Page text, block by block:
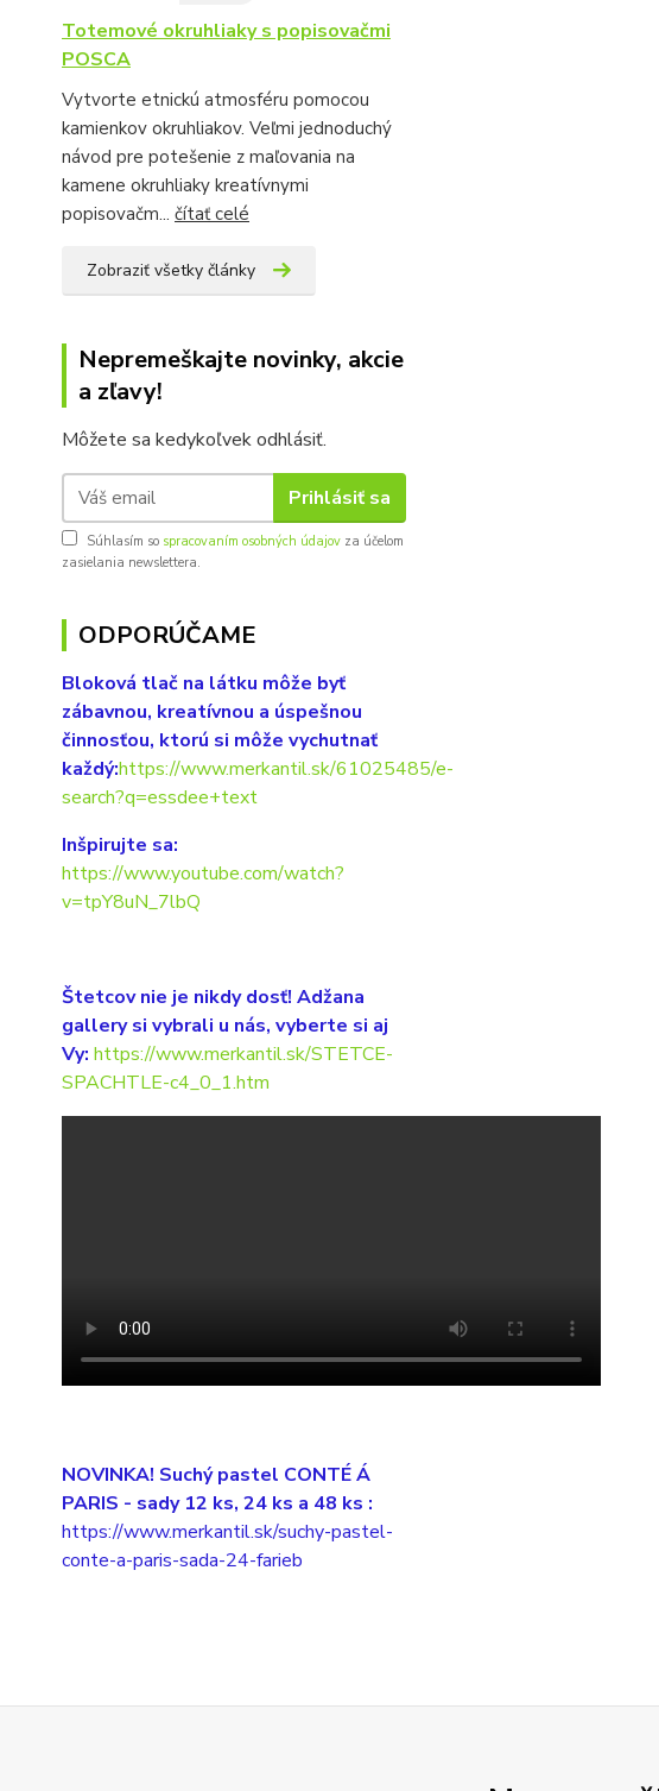
Totemové okruhliaky s popisovačmi
POSCA
Vytvorte etnickú atmosféru pomocou
kamienkov okruhliakov. Veľmi jednoduchý
návod pre potešenie z maľovania na
kamene okruhliaky kreatívnymi
popisovačm... čítať celé
Zobraziť všetky články
Nepremeškajte novinky, akcie
a zľavy!
Môžete sa kedykoľvek odhlásiť.
Prihlásiť sa
Súhlasím so spracovaním osobných údajov za účelom
zasielania newslettera.
ODPORÚČAME
Bloková tlač na látku môže byť
zábavnou, kreatívnou a úspešnou
činnosťou, ktorú si môže vychutnať
každý:https://www.merkantil.sk/61025485/e-
search?q=essdee+text
Inšpirujte sa:
https://www.youtube.com/watch?
v=tpY8uN_7lbQ
Štetcov nie je nikdy dosť! Adžana
gallery si vybrali u nás, vyberte si aj
Vy: https://www.merkantil.sk/STETCE-
SPACHTLE-c4_0_1.htm
NOVINKA! Suchý pastel CONTÉ Á
PARIS - sady 12 ks, 24 ks a 48 ks :
https://www.merkantil.sk/suchy-pastel-
conte-a-paris-sada-24-farieb